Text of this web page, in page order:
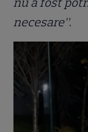
necesare”.